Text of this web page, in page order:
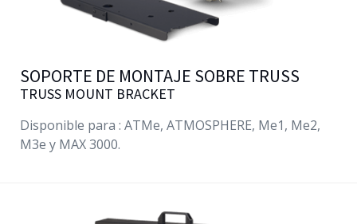
SOPORTE DE MONTAJE SOBRE TRUSS
TRUSS MOUNT BRACKET
Disponible para : ATMe, ATMOSPHERE, Me1, Me2,
M3e y MAX 3000.